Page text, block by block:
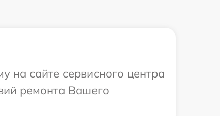
на сайте сервисного центра
ремонта Вашего